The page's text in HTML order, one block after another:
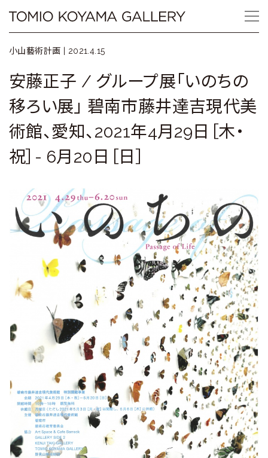
content
Tomio
Koyama
Gallery
小
山
登
夫
ギ
ラ
リ
ー
小山藝術計画 | 2021.4.15
安藤正子 / グループ展「いのちの
移ろい展」 碧南市藤井達吉現代美
術館、愛知、2021年4月29日［木・
祝］- 6月20日［日］